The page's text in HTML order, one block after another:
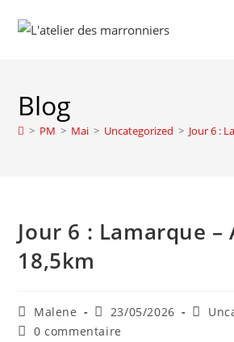
Blog
> PM > Mai > Uncategorized > Jour 6 :
Jour 6 : Lamarque –
18,5km
Malene 23/05/2026
0 commentaire